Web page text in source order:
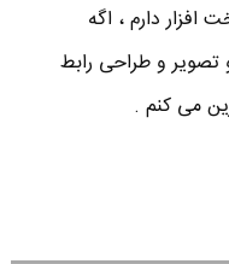
افزار دارم ، اگه
تصویر و طراحی رابط
می کنم .